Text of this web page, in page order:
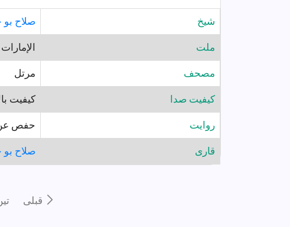
شيخ صلاح بو
ملت الإمارات
مصحف مرتل
کیفیت صدا کیفیت
روايت حفص
قارى صلاح بو
قبلى